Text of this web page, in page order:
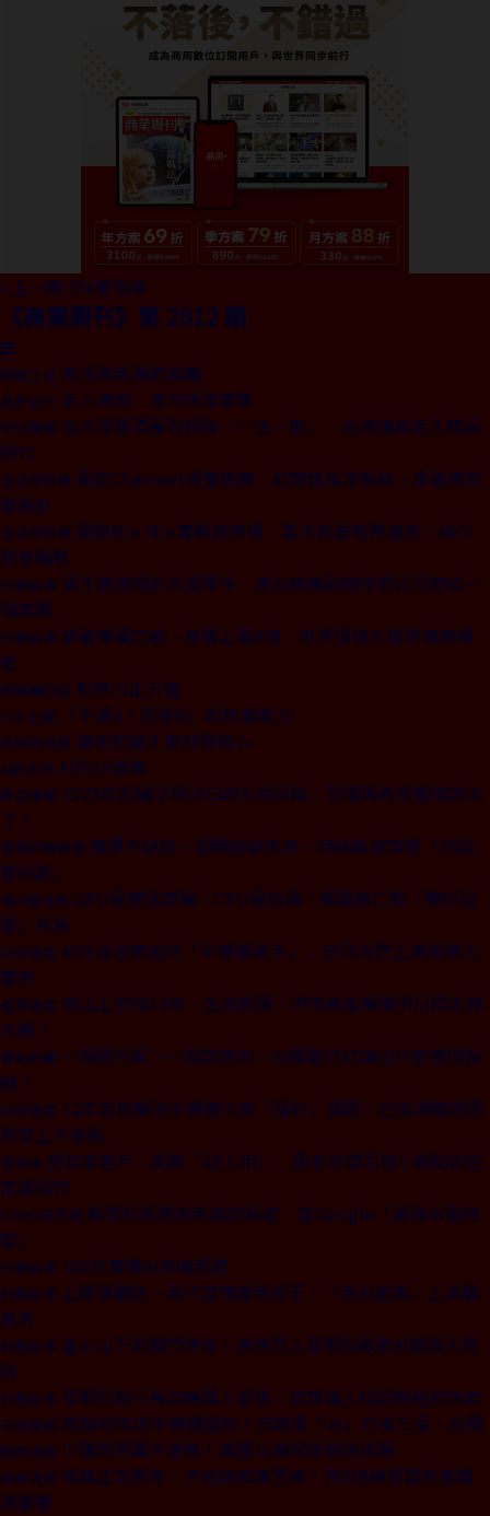
上一期 5%警戒線
《商業周刊》第 2012 期
開瓶之前 老派與新潮的距離
此時此行 走入傳奇 東方快車美學
特別報導 從大眾居酒屋到極致「一生一串」 台灣燒鳥走入精品
時代
生活新鮮事 揭密Chaumet骨董珠寶 紅寶蜂鳥落髮絲、拿破崙家
徽胸針
生活新鮮事 開箱Miu Miu實驗遊樂場 夏天就要鞋帶撞色、絲巾
搭草編鞋
封面故事 黑手產線裡的大提琴手 東台精機副總座把公司管成一
個樂團
封面故事 拿破崙留凹痕、身價上看6億 世界頂級大提琴傳奇解
密
總編輯的話 對齊力正升值
CEO上線 「不是A，而是B」的敘事威力
商場自慢塾 讓他犯錯才會刻骨銘心
AI超未來 AI的3A商模
費雪專欄 1925年的驢子與今日的AI共同點：恐懼與希望都被誇大
了！
金融時報精選 蘋果不缺錢，卻開始缺未來⋯特納斯被寄望「找回
賈伯斯」
懂AI看商周 GPU是管弦樂團，CPU是指揮！解讀黃仁勳「雙料冠
軍」布局
科技風雲 AI外溢效應加持「半導體黑手」，日月光們上演股價大
驚奇
產業風雲 南山上市拖14年、生技虧損，尹崇堯能解開尹衍樑未竟
大願？
焦點新聞 一個問分配、一個談使命，台積電分紅燒出什麼管理裂
縫？
科技風雲 12年苦熬解決半導體大廠「插針」課題，它從瀕臨倒閉
到登上千金股
金融街 把自家客戶、點數「送人用」 國泰世華百億小樹點的逆
常識操作
FOMO研究院 聯發科股價創新高的秘密：當Google「最強水電總
監」
封面故事 180兆實體AI商機起跑
封面故事 上銀漲翻倍、新代登傳產新股王！「新AI產業」上演翻
身秀
封面故事 富士山下的開門革命！黃色巨人發那科啟動AI開源大冒
險
封面故事 發那科執行長談機器人夢想：我想讓人找回製造的快樂
日經嚴選 跨越40年的半導體盟約！日廠靠「水」打進三星、台積
國際視窗 少賺四百萬不後悔！美國父親掀降薪陪孩潮
商周書摘 與其正向思考，不如擁感謝思維！用5道練習題改善職
場憂鬱